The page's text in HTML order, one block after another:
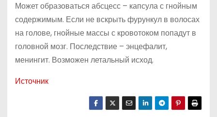
Может образоваться абсцесс – капсула с гнойным
содержимым. Если не вскрыть фурункул в волосах
на голове, гнойные массы с кровотоком попадут в
головной мозг. Последствие – энцефалит,
менингит. Возможен летальный исход.
Источник